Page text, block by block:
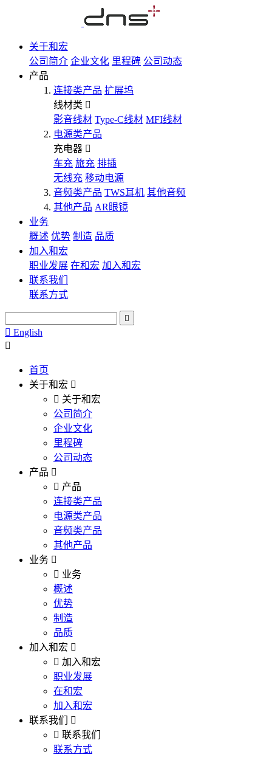
关于和宏
公司简介 企业文化 里程碑 公司动态
产品
连接类产品 扩展坞
线材类
影音线材 Type-C线材 MFI线材
电源类产品
充电器
车充 旅充 排插
无线充 移动电源
音频类产品 TWS耳机 其他音频
其他产品 AR眼镜
业务
概述 优势 制造 品质
加入和宏
职业发展 在和宏 加入和宏
联系我们
联系方式
English
首页
关于和宏
关于和宏
公司简介
企业文化
里程碑
公司动态
产品
产品
连接类产品
电源类产品
音频类产品
其他产品
业务
业务
概述
优势
制造
品质
加入和宏
加入和宏
职业发展
在和宏
加入和宏
联系我们
联系我们
联系方式